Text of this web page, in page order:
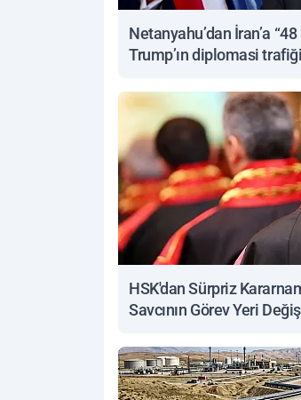
Netanyahu’dan İran’a
Trump’ın diplomasi
HSK'dan Sürpriz
Savcının Görev Yeri